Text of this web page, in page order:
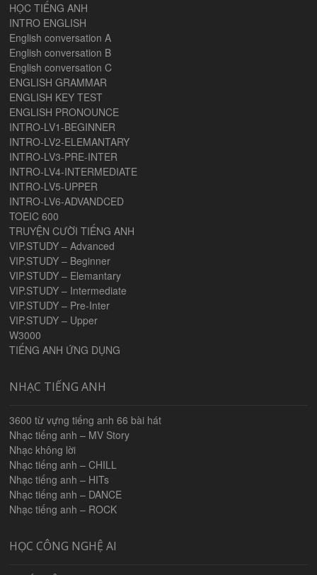
HỌC TIẾNG ANH
INTRO ENGLISH
English conversation A
English conversation B
English conversation C
ENGLISH GRAMMAR
ENGLISH KEY TEST
ENGLISH PRONOUNCE
INTRO-LV1-BEGINNER
INTRO-LV2-ELEMANTARY
INTRO-LV3-PRE-INTER
INTRO-LV4-INTERMEDIATE
INTRO-LV5-UPPER
INTRO-LV6-ADVANDCED
TOEIC 600
TRUYỆN CƯỜI TIẾNG ANH
VIP.STUDY – Advanced
VIP.STUDY – Beginner
VIP.STUDY – Elemantary
VIP.STUDY – Intermediate
VIP.STUDY – Pre-Inter
VIP.STUDY – Upper
W3000
TIẾNG ANH ỨNG DỤNG
NHẠC TIẾNG ANH
3600 từ vựng tiếng anh 66 bài hát
Nhạc tiếng anh – MV Story
Nhạc không lời
Nhạc tiếng anh – CHILL
Nhạc tiếng anh – HITs
Nhạc tiếng anh – DANCE
Nhạc tiếng anh – ROCK
HỌC CÔNG NGHỆ AI